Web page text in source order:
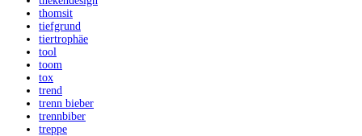
thomsit
tiefgrund
tiertrophäe
tool
toom
tox
trend
trenn bieber
trennbiber
treppe